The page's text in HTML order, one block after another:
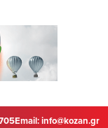
Email:info@kozan.gr